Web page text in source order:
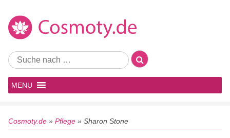
MENU
Cosmoty.de » Pflege » Sharon Stone